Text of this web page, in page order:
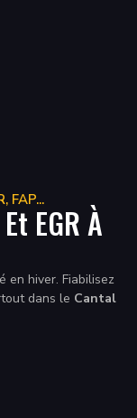
FAP...
EGR À
en hiver. Fiabilisez
dans le Cantal